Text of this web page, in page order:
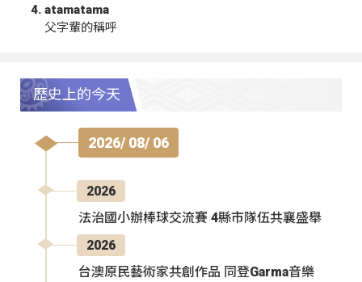
atamatama
父字輩的稱呼
歷史上的今天
2026/ 08/ 06
2026
法治國小辦棒球交流賽 4縣市隊伍共襄盛舉
2026
台澳原民藝術家共創作品 同登Garma音樂